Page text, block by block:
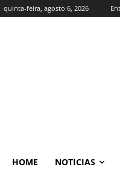
quinta-feira, agosto 6, 2026
HOME NOTICIAS